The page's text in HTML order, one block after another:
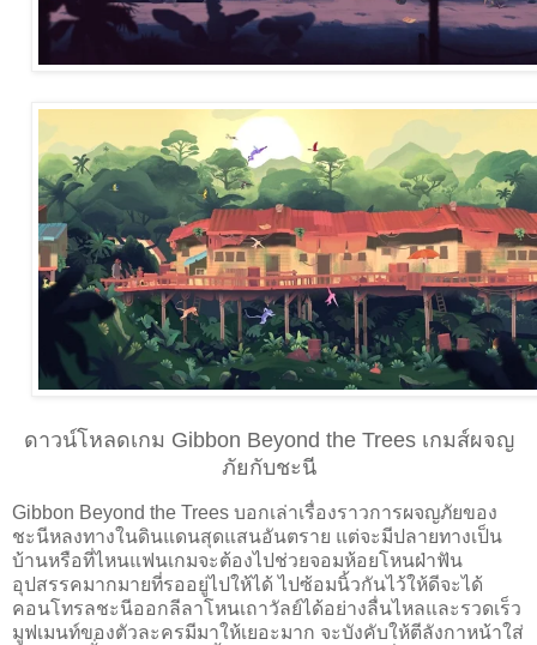
ดาวน์โหลดเกม Gibbon Beyond the Trees เกมส์ผจญ
ภัยกับชะนี
Gibbon Beyond the Trees บอกเล่าเรื่องราวการผจญภัยของ
ชะนีหลงทางในดินแดนสุดแสนอันตราย แต่จะมีปลายทางเป็น
บ้านหรือที่ไหนแฟนเกมจะต้องไปช่วยจอมห้อยโหนฝ่าฟัน
อุปสรรคมากมายที่รออยู่ไปให้ได้ ไปซ้อมนิ้วกันไว้ให้ดีจะได้
คอนโทรลชะนีออกลีลาโหนเถาวัลย์ได้อย่างลื่นไหลและรวดเร็ว
มูฟเมนท์ของตัวละครมีมาให้เยอะมาก จะบังคับให้ตีลังกาหน้าใส่